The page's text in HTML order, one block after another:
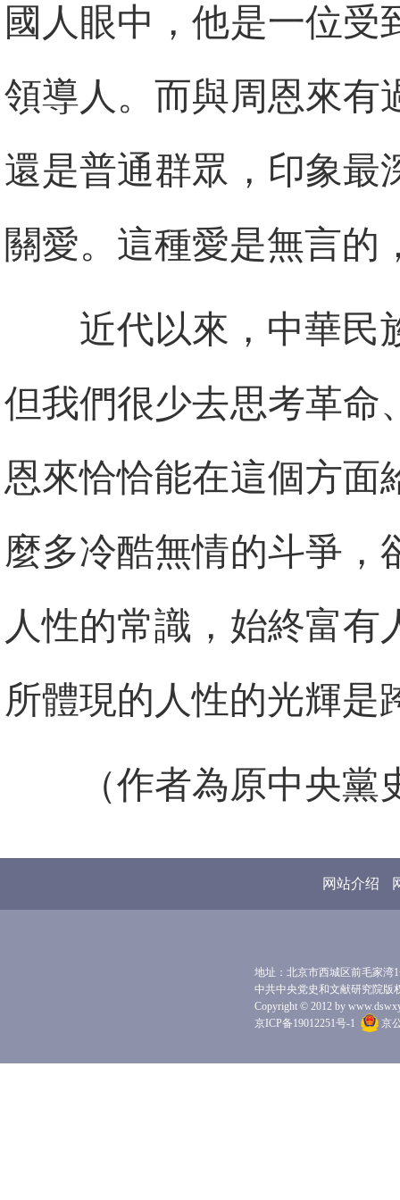
國人眼中，他是一位受
領導人。而與周恩來有
還是普通群眾，印象最
關愛。這種愛是無言的
近代以來，中華民
但我們很少去思考革命
恩來恰恰能在這個方面
麼多冷酷無情的斗爭，
人性的常識，始終富
所體現的人性的光輝是
（作者為原中央
网站介绍
地址：北京市西城区前毛家湾
中共中央党史和文献研究院版
Copyright © 2012 by
京ICP备19012251号-1
京